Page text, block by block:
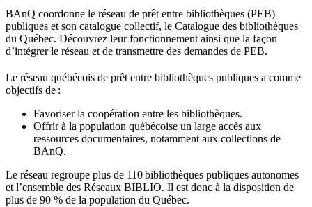
BAnQ coordonne le réseau de prêt entre bibliothèques (PEB)
publiques et son catalogue collectif, le Catalogue des bibliothèques
du Québec. Découvrez leur fonctionnement ainsi que la façon
d’intégrer le réseau et de transmettre des demandes de PEB.
Le réseau québécois de prêt entre bibliothèques publiques a comme
objectifs de :
Favoriser la coopération entre les bibliothèques.
Offrir à la population québécoise un large accès aux
ressources documentaires, notamment aux collections de
BAnQ.
Le réseau regroupe plus de 110bibliothèques publiques autonomes
et l’ensemble des Réseaux BIBLIO. Il est donc à la disposition de
plus de 90 % de la population du Québec.